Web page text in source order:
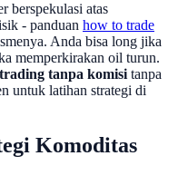
berspekulasi atas
- panduan how to trade
Anda bisa long jika
memperkirakan oil turun.
trading tanpa komisi tanpa
untuk latihan strategi di
Komoditas